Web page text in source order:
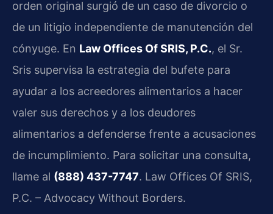
orden original surgió de un caso de divorcio o
de un litigio independiente de manutención del
cónyuge. En Law Offices Of SRIS, P.C., el Sr.
Sris supervisa la estrategia del bufete para
ayudar a los acreedores alimentarios a hacer
valer sus derechos y a los deudores
alimentarios a defenderse frente a acusaciones
de incumplimiento. Para solicitar una consulta,
llame al (888) 437-7747. Law Offices Of SRIS,
P.C. – Advocacy Without Borders.